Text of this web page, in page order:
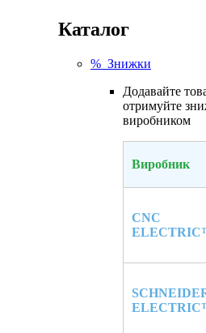
Каталог
% Знижки
Додавайте
отримуйте
виробником
Виробник
CNC